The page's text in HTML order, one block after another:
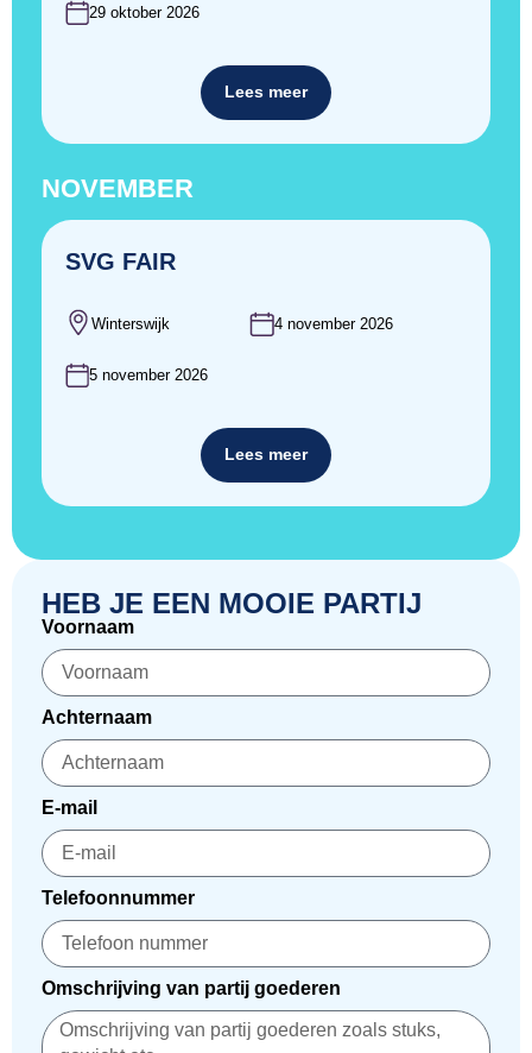
29 oktober 2026
Lees meer
NOVEMBER
SVG FAIR
Winterswijk 4 november 2026
5 november 2026
Lees meer
HEB JE EEN MOOIE PARTIJ
Voornaam
Achternaam
E-mail
Telefoonnummer
Omschrijving van partij goederen